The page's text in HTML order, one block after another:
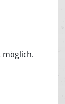
möglich.